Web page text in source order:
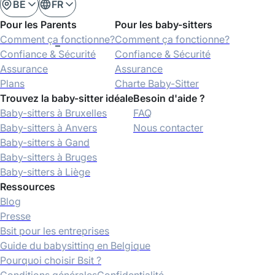
BE
FR
Pour les Parents
Comment ça fonctionne?
Confiance & Sécurité
Assurance
Plans
Pour les baby-sitters
Comment ça fonctionne?
Confiance & Sécurité
Assurance
Charte Baby-Sitter
Trouvez la baby-sitter idéale
Baby-sitters à Bruxelles
Baby-sitters à Anvers
Baby-sitters à Gand
Baby-sitters à Bruges
Baby-sitters à Liège
Besoin d'aide ?
FAQ
Nous contacter
Ressources
Blog
Presse
Bsit pour les entreprises
Guide du babysitting en Belgique
Pourquoi choisir Bsit ?